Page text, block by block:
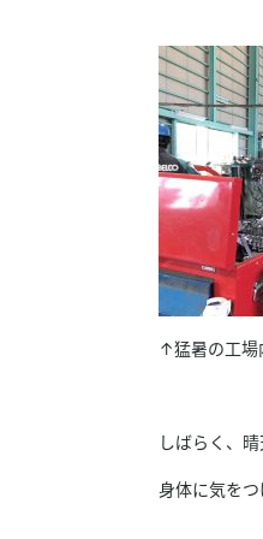
↑猛暑の工場
しばらく、
身体に気を